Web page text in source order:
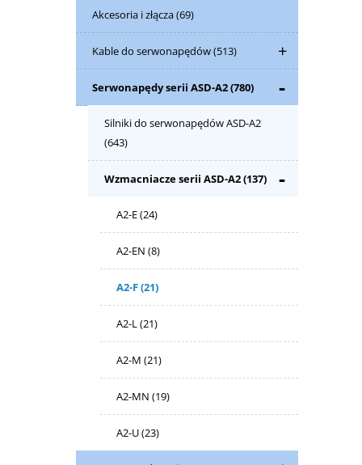
Akcesoria i złącza(69)
Kable do serwonapędów(513)
Serwonapędy serii ASD-A2(780)
Silniki do serwonapędów ASD-A2
(643)
Wzmacniacze serii ASD-A2(137)
A2-E(24)
A2-EN (8)
A2-F(21)
A2-L(21)
A2-M (21)
A2-MN (19)
A2-U(23)